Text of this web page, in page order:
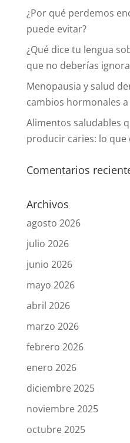
¿Por qué perdemos
puede evitar?
¿Qué dice tu lengua
que no deberías
Menopausia y salud
cambios hormonales
Alimentos saludables
producir caries: lo que
Comentarios
Archivos
agosto 2026
julio 2026
junio 2026
mayo 2026
abril 2026
marzo 2026
febrero 2026
enero 2026
diciembre 2025
noviembre 2025
octubre 2025